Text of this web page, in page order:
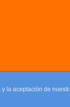
la aceptación de